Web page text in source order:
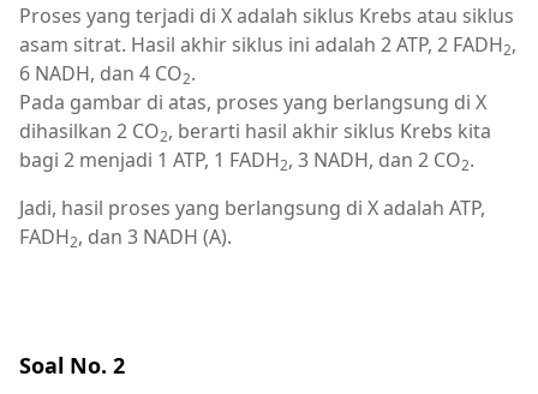
Proses yang terjadi di X adalah siklus Krebs atau siklus
asam sitrat. Hasil akhir siklus ini adalah 2 ATP, 2 FADH2,
6 NADH, dan 4 CO2.
Pada gambar di atas, proses yang berlangsung di X
dihasilkan 2 CO2, berarti hasil akhir siklus Krebs kita
bagi 2 menjadi 1 ATP, 1 FADH2, 3 NADH, dan 2 CO2.
Jadi, hasil proses yang berlangsung di X adalah ATP,
FADH2, dan 3 NADH (A).
Soal No. 2